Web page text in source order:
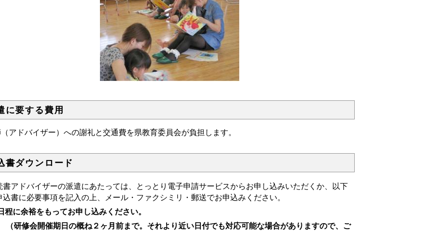
に要する費用
アドバイザー）への謝礼と交通費を県教育委員会が負担します。
書ダウンロード
アドバイザーの派遣にあたっては、とっとり電子申請サービスからお申し込みいただくか、以下
込書に必要事項を記入の上、メール・ファクシミリ・郵送でお申込みください。
程に余裕をもってお申し込みください。
（研修会開催期日の概ね２ヶ月前まで。それより近い日付でも対応可能な場合がありますので、ご